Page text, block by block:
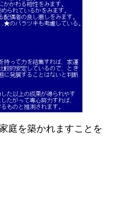
庭を築かれますことを